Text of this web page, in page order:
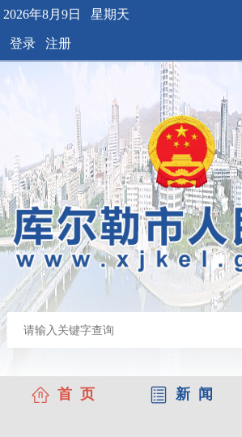
2026年8月9日 星期天
登录 注册
首 页 新 闻